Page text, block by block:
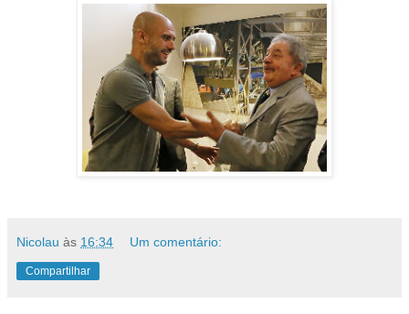
Nicolau às 16:34 Um comentário:
Compartilhar